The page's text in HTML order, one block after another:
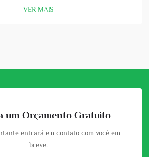
pode armazenar a energia que os painéis
VER MAIS
um Orçamento Gratuito
entrará em contato com você em
breve.